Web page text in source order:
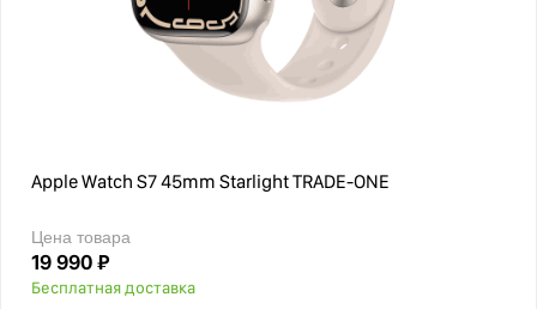
Apple Watch S7 45mm Starlight TRADE-ONE
Цена товара
19 990 ₽
Бесплатная доставка